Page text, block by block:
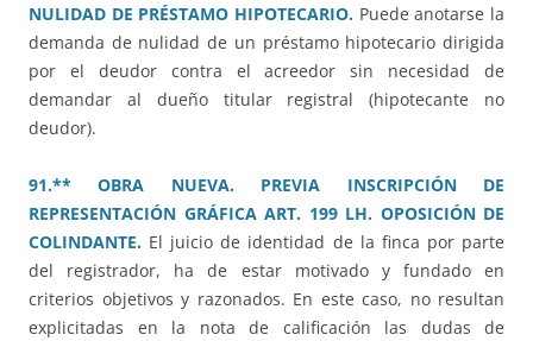
NULIDAD DE PRÉSTAMO HIPOTECARIO. Puede anotarse la
demanda de nulidad de un préstamo hipotecario dirigida
por el deudor contra el acreedor sin necesidad de
demandar al dueño titular registral (hipotecante no
deudor).
91.** OBRA NUEVA. PREVIA INSCRIPCIÓN DE
REPRESENTACIÓN GRÁFICA ART. 199 LH. OPOSICIÓN DE
COLINDANTE. El juicio de identidad de la finca por parte
del registrador, ha de estar motivado y fundado en
criterios objetivos y razonados. En este caso, no resultan
explicitadas en la nota de calificación las dudas de